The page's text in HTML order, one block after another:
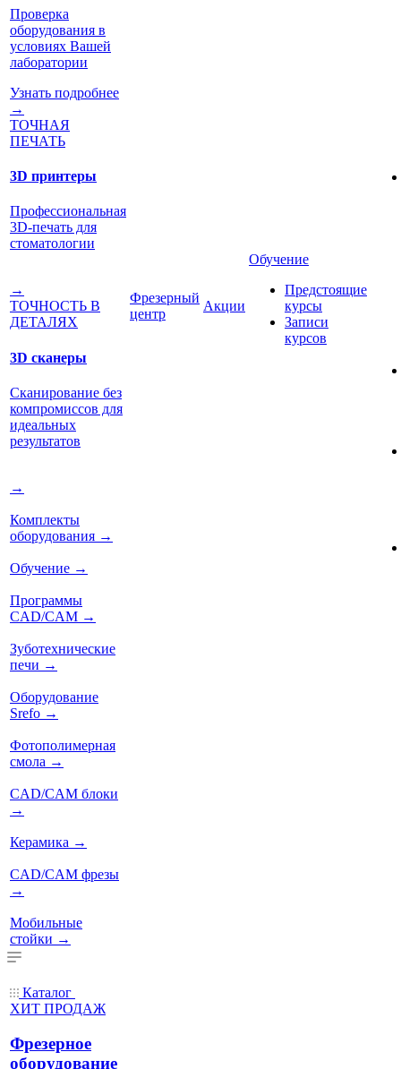
Проверка
оборудования в
условиях Вашей
лаборатории
Узнать подробнее
→
ТОЧНАЯ
ПЕЧАТЬ
3D принтеры
Профессиональная
3D-печать для
стоматологии
→
ТОЧНОСТЬ В
ДЕТАЛЯХ
3D сканеры
Сканирование без
компромиссов для
идеальных
результатов
→
Комплекты
оборудования →
Обучение →
Программы
CAD/CAM →
Зуботехнические
печи →
Оборудование
Srefo →
Фотополимерная
смола →
CAD/CAM блоки
→
Керамика →
CAD/CAM фрезы
→
Мобильные
стойки →
Фрезерный
центр
Акции
Обучение
Предстоящие
курсы
Записи
курсов
Каталог
ХИТ ПРОДАЖ
Фрезерное
оборудование